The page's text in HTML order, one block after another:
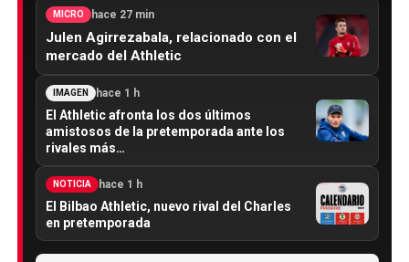
MICRO hace 27 min
Julen Agirrezabala, relacionado con el
mercado del Athletic
IMAGEN hace 1 h
El Athletic afronta los dos últimos
amistosos de la pretemporada ante los
rivales más…
NOTICIA hace 1 h
El Bilbao Athletic, nuevo rival del Charles
en pretemporada